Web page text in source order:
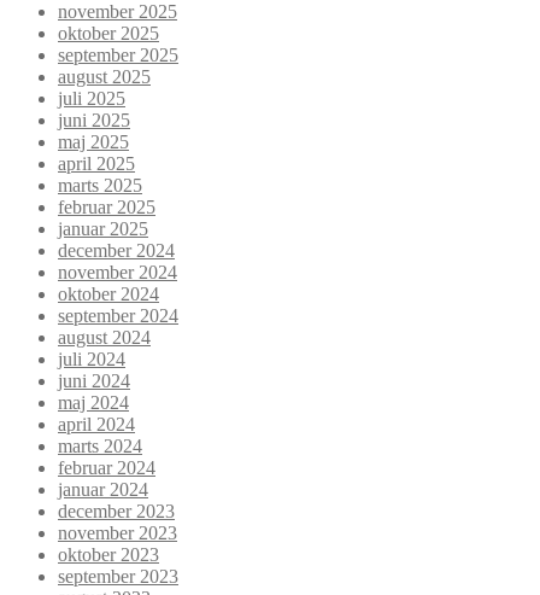
november 2025
oktober 2025
september 2025
august 2025
juli 2025
juni 2025
maj 2025
april 2025
marts 2025
februar 2025
januar 2025
december 2024
november 2024
oktober 2024
september 2024
august 2024
juli 2024
juni 2024
maj 2024
april 2024
marts 2024
februar 2024
januar 2024
december 2023
november 2023
oktober 2023
september 2023